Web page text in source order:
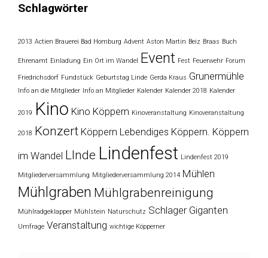
Schlagwörter
2013 Actien Brauerei Bad Homburg Advent Aston Martin Beiz Braas Buch
Ehrenamt Einladung Ein Ort im Wandel Event Fest Feuerwehr Forum
Friedrichsdorf Fundstück Geburtstag Linde Gerda Kraus Grunermühle
Info an die Mitglieder Info an Mitglieder Kalender Kalender 2018 Kalender
2019 Kino Kino Köppern Kinoveranstaltung Kinoveranstaltung
2018 Konzert Köppern Lebendiges Köppern. Köppern
im Wandel LInde Lindenfest Lindenfest 2019
Mitgliederversammlung Mitgliederversammlung 2014 Mühlen
Mühlgraben Mühlgrabenreinigung
Mühlradgeklapper Mühlstein Naturschutz Schlager Giganten
Umfrage Veranstaltung wichtige Köpperner